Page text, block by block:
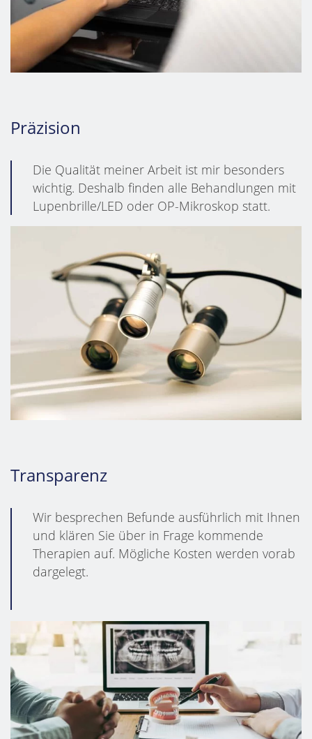
Präzision
Die Qualität meiner Arbeit ist mir besonders
wichtig. Deshalb finden alle Behandlungen mit
Lupenbrille/LED oder OP-Mikroskop statt.
Transparenz
Wir besprechen Befunde ausführlich mit Ihnen
und klären Sie über in Frage kommende
Therapien auf. Mögliche Kosten werden vorab
dargelegt.